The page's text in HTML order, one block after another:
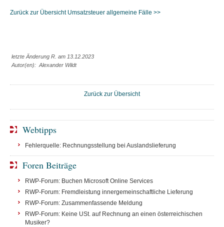
Zurück zur Übersicht Umsatzsteuer allgemeine Fälle >>
letzte Änderung R. am 13.12.2023
Autor(en): Alexander Wildt
Zurück zur Übersicht
Webtipps
Fehlerquelle: Rechnungsstellung bei Auslandslieferung
Foren Beiträge
RWP-Forum: Buchen Microsoft Online Services
RWP-Forum: Fremdleistung innergemeinschaftliche Lieferung
RWP-Forum: Zusammenfassende Meldung
RWP-Forum: Keine USt. auf Rechnung an einen österreichischen
Musiker?